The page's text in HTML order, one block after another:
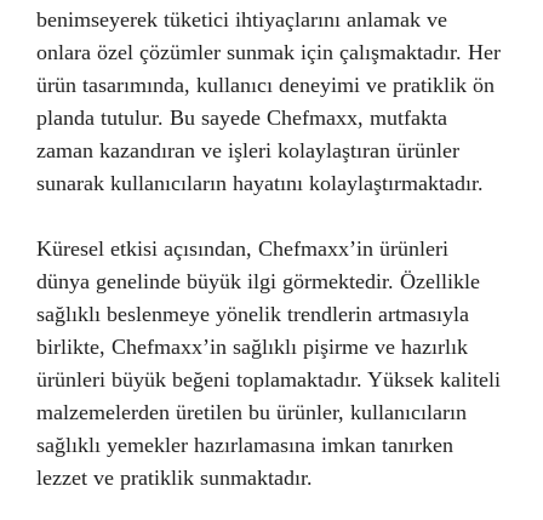
benimseyerek tüketici ihtiyaçlarını anlamak ve
onlara özel çözümler sunmak için çalışmaktadır. Her
ürün tasarımında, kullanıcı deneyimi ve pratiklik ön
planda tutulur. Bu sayede Chefmaxx, mutfakta
zaman kazandıran ve işleri kolaylaştıran ürünler
sunarak kullanıcıların hayatını kolaylaştırmaktadır.
Küresel etkisi açısından, Chefmaxx’in ürünleri
dünya genelinde büyük ilgi görmektedir. Özellikle
sağlıklı beslenmeye yönelik trendlerin artmasıyla
birlikte, Chefmaxx’in sağlıklı pişirme ve hazırlık
ürünleri büyük beğeni toplamaktadır. Yüksek kaliteli
malzemelerden üretilen bu ürünler, kullanıcıların
sağlıklı yemekler hazırlamasına imkan tanırken
lezzet ve pratiklik sunmaktadır.